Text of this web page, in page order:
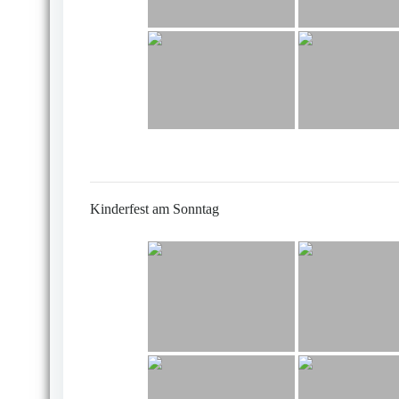
Kinderfest am Sonntag